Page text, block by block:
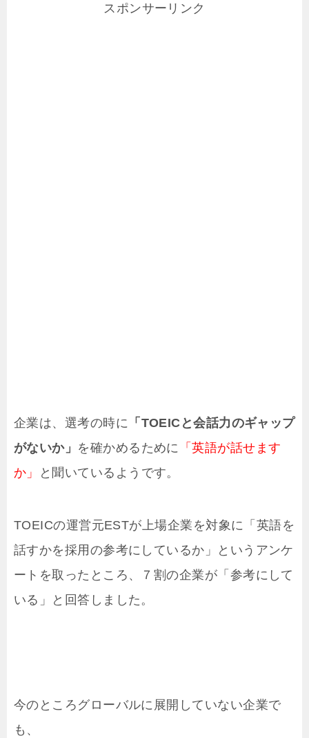
スポンサーリンク
企業は、選考の時に 「TOEICと会話力のギャップ
がないか」 を確かめるために 「英語が話せます
か」
と聞いているようです。
TOEICの運営元ESTが上場企業を対象に「英語を
話すかを採用の参考にしているか」というアンケ
ートを取ったところ、７割の企業が「参考にして
いる」と回答しました。
今のところグローバルに展開していない企業で
も、